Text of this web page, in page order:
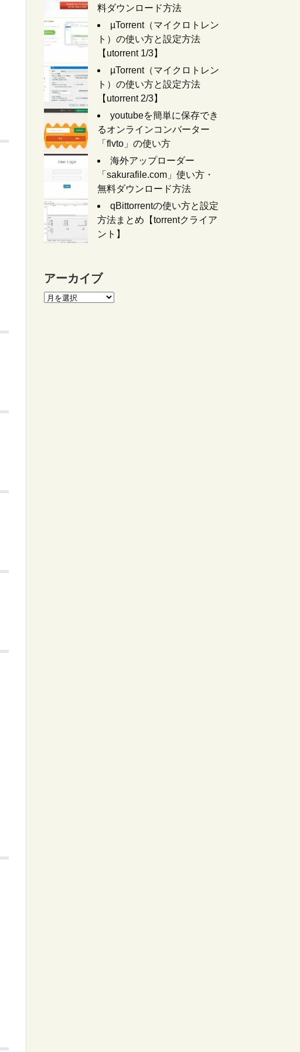
料ダウンロード方法
µTorrent（マイクロトレン
ト）の使い方と設定方法
【utorrent 1/3】
µTorrent（マイクロトレン
ト）の使い方と設定方法
【utorrent 2/3】
youtubeを簡単に保存でき
るオンラインコンバーター
「flvto」の使い方
海外アップローダー
「sakurafile.com」使い方・
無料ダウンロード方法
qBittorrentの使い方と設定
方法まとめ【torrentクライア
ント】
アーカイブ